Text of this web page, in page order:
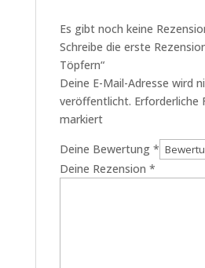
Es gibt noch keine
Schreibe die erste
Töpfern“
Deine E-Mail-Adresse wird
veröffentlicht. Erforderliche
markiert
Deine Bewertung *
Deine Rezension *